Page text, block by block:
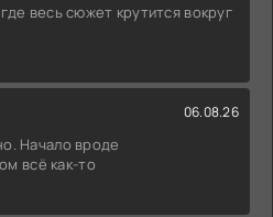
весь сюжет крутится вокруг
06.08.26
Начало вроде
всё как-то